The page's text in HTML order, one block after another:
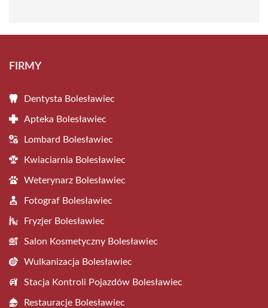
FIRMY
Dentysta Bolesławiec
Apteka Bolesławiec
Lombard Bolesławiec
Kwiaciarnia Bolesławiec
Weterynarz Bolesławiec
Fotograf Bolesławiec
Fryzjer Bolesławiec
Salon Kosmetyczny Bolesławiec
Wulkanizacja Bolesławiec
Stacja Kontroli Pojazdów Bolesławiec
Restauracje Bolesławiec